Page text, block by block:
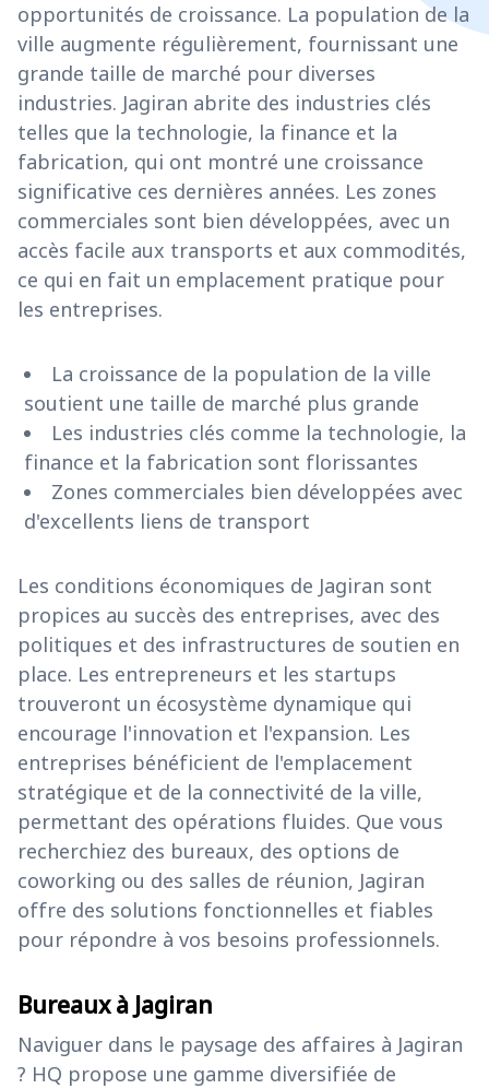
opportunités de croissance. La population de la
ville augmente régulièrement, fournissant une
grande taille de marché pour diverses
industries. Jagiran abrite des industries clés
telles que la technologie, la finance et la
fabrication, qui ont montré une croissance
significative ces dernières années. Les zones
commerciales sont bien développées, avec un
accès facile aux transports et aux commodités,
ce qui en fait un emplacement pratique pour
les entreprises.
La croissance de la population de la ville
soutient une taille de marché plus grande
Les industries clés comme la technologie, la
finance et la fabrication sont florissantes
Zones commerciales bien développées avec
d'excellents liens de transport
Les conditions économiques de Jagiran sont
propices au succès des entreprises, avec des
politiques et des infrastructures de soutien en
place. Les entrepreneurs et les startups
trouveront un écosystème dynamique qui
encourage l'innovation et l'expansion. Les
entreprises bénéficient de l'emplacement
stratégique et de la connectivité de la ville,
permettant des opérations fluides. Que vous
recherchiez des bureaux, des options de
coworking ou des salles de réunion, Jagiran
offre des solutions fonctionnelles et fiables
pour répondre à vos besoins professionnels.
Bureaux à Jagiran
Naviguer dans le paysage des affaires à Jagiran
? HQ propose une gamme diversifiée de